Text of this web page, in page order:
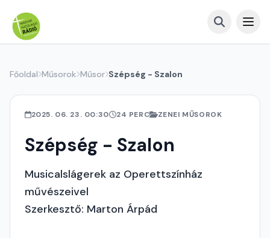
Főoldal Műsorok Műsor Szépség - Szalon
2025. 06. 23. 00:30 24 PERC ZENEI MŰSOROK
Szépség - Szalon
Musicalslágerek az Operettszínház
művészeivel
Szerkesztő: Marton Árpád